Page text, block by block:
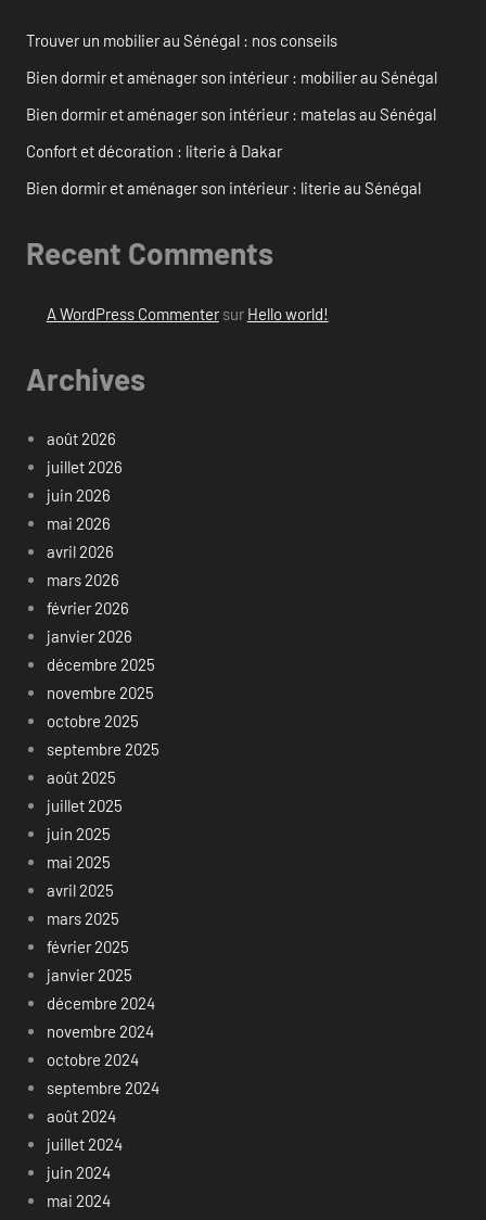
Trouver un mobilier au Sénégal : nos conseils
Bien dormir et aménager son intérieur : mobilier au Sénégal
Bien dormir et aménager son intérieur : matelas au Sénégal
Confort et décoration : literie à Dakar
Bien dormir et aménager son intérieur : literie au Sénégal
Recent Comments
A WordPress Commentersur Hello world!
Archives
août 2026
juillet 2026
juin 2026
mai 2026
avril 2026
mars 2026
février 2026
janvier 2026
décembre 2025
novembre 2025
octobre 2025
septembre 2025
août 2025
juillet 2025
juin 2025
mai 2025
avril 2025
mars 2025
février 2025
janvier 2025
décembre 2024
novembre 2024
octobre 2024
septembre 2024
août 2024
juillet 2024
juin 2024
mai 2024